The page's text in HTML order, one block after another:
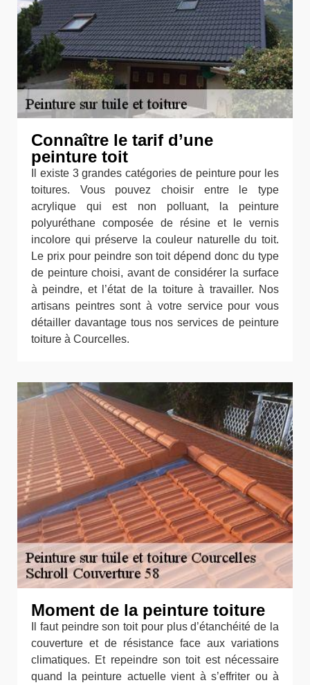
Connaître le tarif d’une
peinture toit
Il existe 3 grandes catégories de peinture pour les
toitures. Vous pouvez choisir entre le type
acrylique qui est non polluant, la peinture
polyuréthane composée de résine et le vernis
incolore qui préserve la couleur naturelle du toit.
Le prix pour peindre son toit dépend donc du type
de peinture choisi, avant de considérer la surface
à peindre, et l’état de la toiture à travailler. Nos
artisans peintres sont à votre service pour vous
détailler davantage tous nos services de peinture
toiture à Courcelles.
Moment de la peinture toiture
Il faut peindre son toit pour plus d’étanchéité de la
couverture et de résistance face aux variations
climatiques. Et repeindre son toit est nécessaire
quand la peinture actuelle vient à s’effriter ou à